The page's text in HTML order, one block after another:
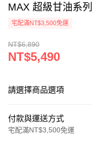
MAX 超級甘油系
宅配滿NT$3,500免運
NT$6,890
NT$5,490
請選擇商品選項
付款與運送方式
宅配滿NT$3,500免運